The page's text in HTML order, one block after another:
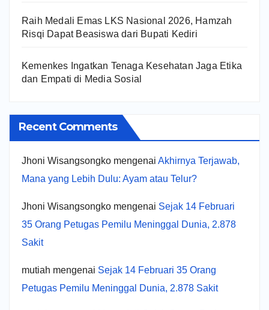
Raih Medali Emas LKS Nasional 2026, Hamzah
Risqi Dapat Beasiswa dari Bupati Kediri
Kemenkes Ingatkan Tenaga Kesehatan Jaga Etika
dan Empati di Media Sosial
Recent Comments
Jhoni Wisangsongko mengenai Akhirnya Terjawab,
Mana yang Lebih Dulu: Ayam atau Telur?
Jhoni Wisangsongko mengenai Sejak 14 Februari
35 Orang Petugas Pemilu Meninggal Dunia, 2.878
Sakit
mutiah mengenai Sejak 14 Februari 35 Orang
Petugas Pemilu Meninggal Dunia, 2.878 Sakit